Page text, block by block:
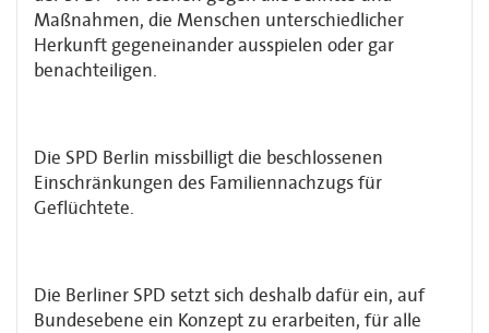
Maßnahmen, die Menschen unterschiedlicher
Herkunft gegeneinander ausspielen oder gar
benachteiligen.
Die SPD Berlin missbilligt die beschlossenen
Einschränkungen des Familiennachzugs für
Geflüchtete.
Die Berliner SPD setzt sich deshalb dafür ein, auf
Bundesebene ein Konzept zu erarbeiten, für alle